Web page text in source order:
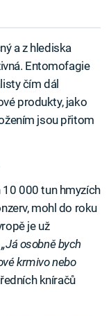
a z hlediska
Entomofagie
čím dál
produkty, jako
jsou přitom
10 000 tun hmyzích
mohl do roku
je už
„Já osobně bych
krmivo nebo
kníračů